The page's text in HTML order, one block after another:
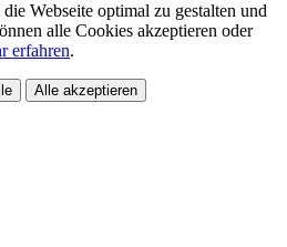
Webseite optimal zu gestalten und
alle Cookies akzeptieren oder
erfahren.
Alle akzeptieren